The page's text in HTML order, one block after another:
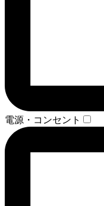
電源・コンセント